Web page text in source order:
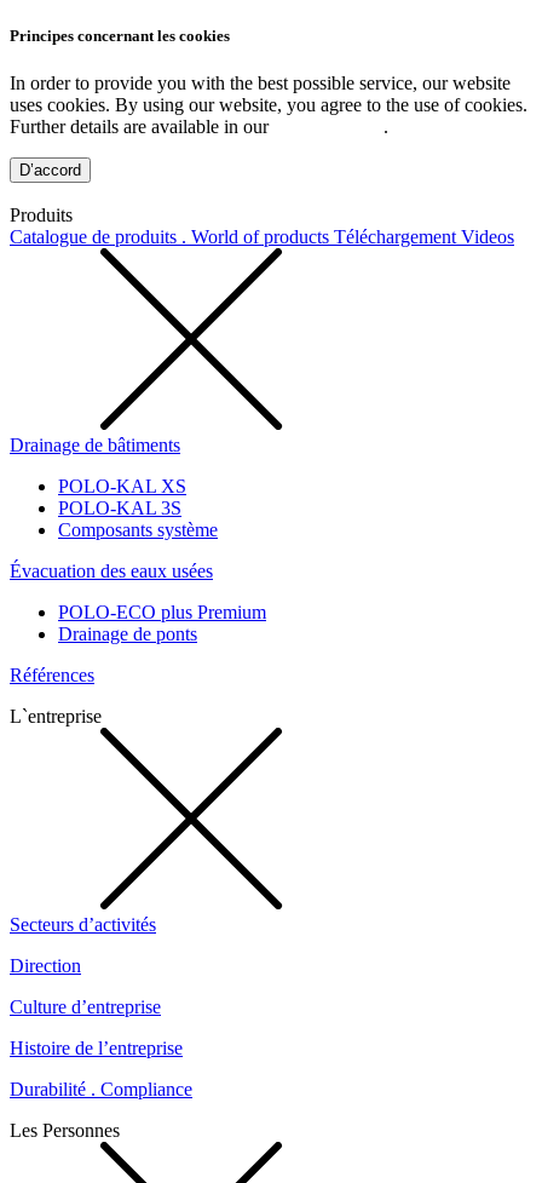
Principes concernant les cookies
In order to provide you with the best possible service, our website
uses cookies. By using our website, you agree to the use of cookies.
Further details are available in our
.
D’accord
Produits
Catalogue de produits . World of products Téléchargement Videos
Drainage de bâtiments
POLO-KAL XS
POLO-KAL 3S
Composants système
Évacuation des eaux usées
POLO-ECO plus Premium
Drainage de ponts
Références
L`entreprise
Secteurs d’activités
Direction
Culture d’entreprise
Histoire de l’entreprise
Durabilité . Compliance
Les Personnes